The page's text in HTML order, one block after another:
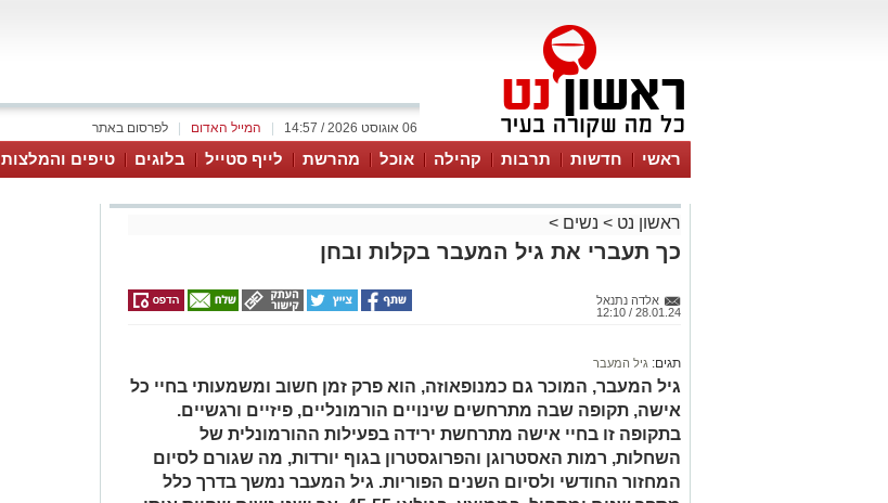
לפרסום באתר המייל האדום 06 אוגוסט 2026 / 14:57
ראשי חדשות תרבות קהילה אוכל מהרשת לייף סטייל בלוגים טיפים והמלצות
ראשון נט > נשים >
כך תעברי את גיל המעבר בקלות ובחן
אלדה נתנאל
28.01.24 / 12:10
תגים: גיל המעבר
גיל המעבר, המוכר גם כמנופאוזה, הוא פרק זמן חשוב ומשמעותי בחיי כל
אישה, תקופה שבה מתרחשים שינויים הורמונליים, פיזיים ורגשיים.
בתקופה זו בחיי אישה מתרחשת ירידה בפעילות ההורמונלית של
השחלות, רמות האסטרוגן והפרוגסטרון בגוף יורדות, מה שגורם לסיום
המחזור החודשי ולסיום השנים הפוריות. גיל המעבר נמשך בדרך כלל